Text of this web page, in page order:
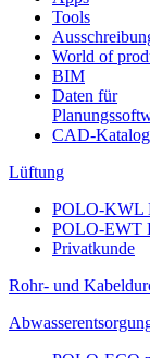
Tools
World of
BIM
Daten für
CAD-Katalog
Lüftung
POLO-KWL
POLO-EWT
Privatkunde
Rohr- und